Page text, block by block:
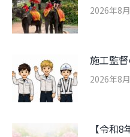
2026年8
施工監
2026年8
【令和